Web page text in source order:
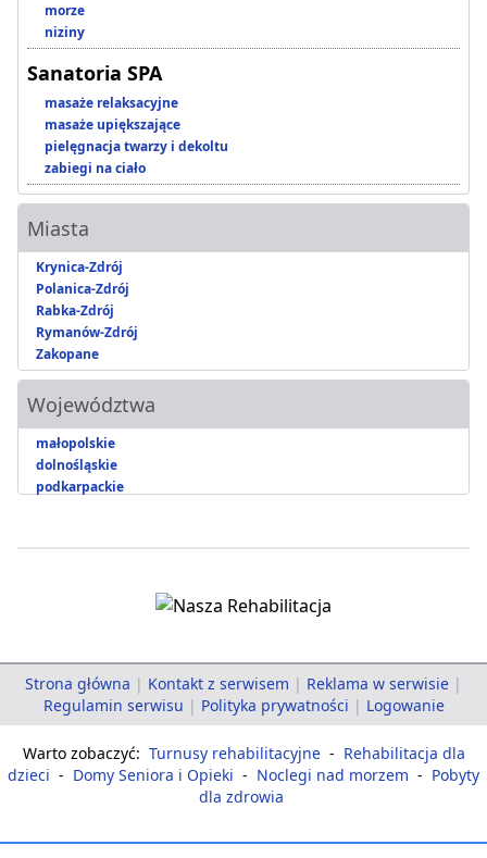
morze
niziny
Sanatoria SPA
masaże relaksacyjne
masaże upiększające
pielęgnacja twarzy i dekoltu
zabiegi na ciało
Miasta
Krynica-Zdrój
Polanica-Zdrój
Rabka-Zdrój
Rymanów-Zdrój
Zakopane
Województwa
małopolskie
dolnośląskie
podkarpackie
Strona główna | Kontakt z serwisem | Reklama w serwisie |
Regulamin serwisu | Polityka prywatności | Logowanie
Warto zobaczyć: Turnusy rehabilitacyjne - Rehabilitacja dla
dzieci - Domy Seniora i Opieki - Noclegi nad morzem - Pobyty
dla zdrowia